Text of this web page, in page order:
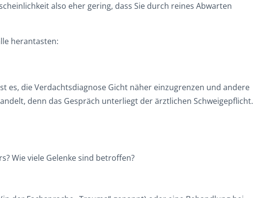
also eher gering, dass Sie durch reines Abwarten
herantasten:
es, die Verdachtsdiagnose Gicht näher einzugrenzen und andere
denn das Gespräch unterliegt der ärztlichen Schweigepflicht.
Wie viele Gelenke sind betroffen?